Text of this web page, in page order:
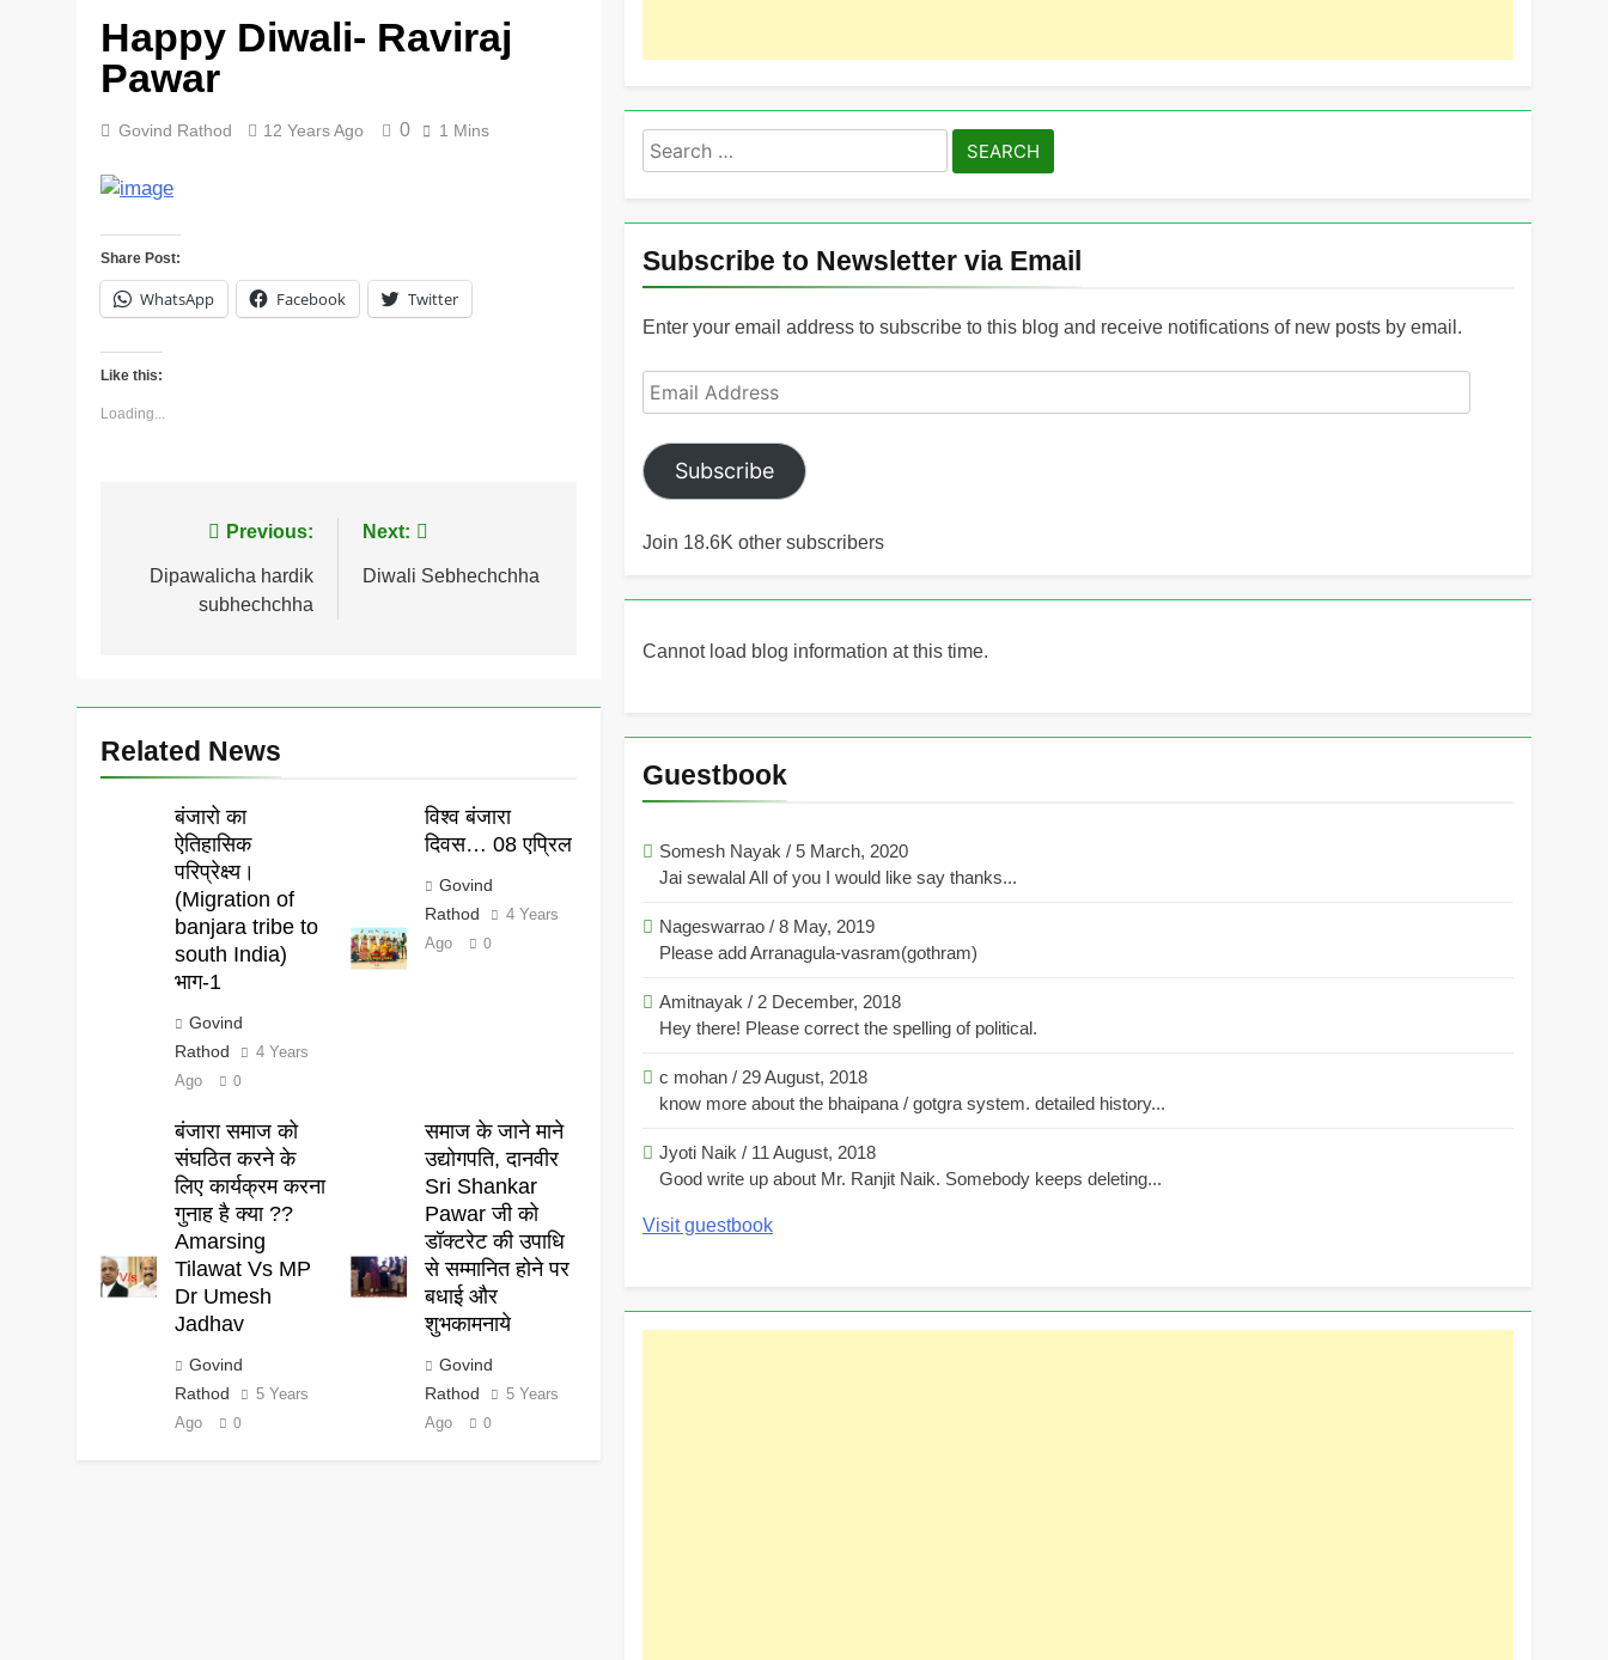
5 Years Ago
Happy Diwali- Raviraj
Pawar
Govind Rathod 12 Years Ago 0 1 Mins
Share Post:
WhatsApp Facebook Twitter
Like this:
Loading...
navigation
Previous:
Dipawalicha hardik
subhechchha
Next:
Diwali Sebhechchha
Related News
बंजारो का
ऐतिहासिक
परिप्रेक्ष्य।
(Migration of
banjara tribe to
south India)
भाग-1
Govind
Rathod
4 Years
Ago
0
विश्व बंजारा
दिवस… 08 एप्रिल
Govind
Rathod
4 Years
Ago
0
बंजारा समाज को
संघठित करने के
लिए कार्यक्रम करना
गुनाह है क्या ??
Amarsing
Tilawat Vs MP
Dr Umesh
Jadhav
Govind
Rathod
5 Years
Ago
0
समाज के जाने माने
उद्योगपति, दानवीर
Sri Shankar
Pawar जी को
डॉक्टरेट की उपाधि
से सम्मानित होने पर
बधाई और
शुभकामनाये
Govind
Rathod
5 Years
Ago
0
Search
for:
Subscribe to Newsletter via Email
Enter your email address to subscribe to this blog and receive notifications of new posts by email.
Email
Address
Subscribe
Join 18.6K other subscribers
Cannot load blog information at this time.
Guestbook
Somesh Nayak / 5 March, 2020
Jai sewalal All of you I would like say thanks...
Nageswarrao / 8 May, 2019
Please add Arranagula-vasram(gothram)
Amitnayak / 2 December, 2018
Hey there! Please correct the spelling of political.
c mohan / 29 August, 2018
know more about the bhaipana / gotgra system. detailed history...
Jyoti Naik / 11 August, 2018
Good write up about Mr. Ranjit Naik. Somebody keeps deleting...
Visit guestbook